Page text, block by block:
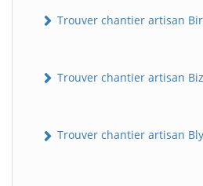
Trouver chantier artisan
Trouver chantier artisan
Trouver chantier artisan